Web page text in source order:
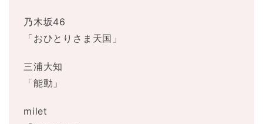
乃木坂46
「おひとりさま天国」
三浦大知
「能動」
milet